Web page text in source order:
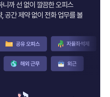
니까 선 없이 깔끔한 오피스
공간 제약 없이 전화 업무를 볼